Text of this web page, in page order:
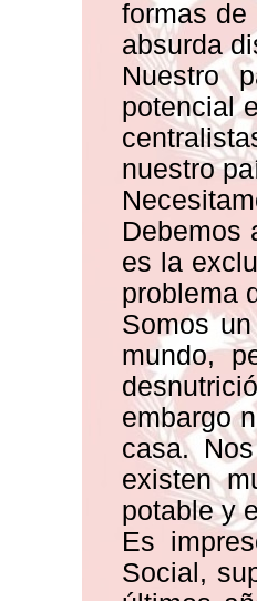
formas
absurda
Nuestro
potencial
nuestro
Debemos
es la
problema
Somos
mundo,
embargo
casa.
existen
potable y
Es
Social,